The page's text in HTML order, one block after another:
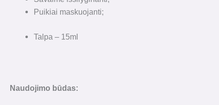
Puikiai maskuojanti;
Talpa – 15ml
Naudojimo būdas: